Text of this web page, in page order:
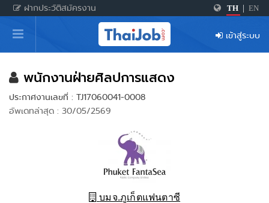
ฝากประวัติสมัครงาน TH EN
หน้าหลัก
ผู้สมัครงาน: เข้าสู่ระบบ
ฝากประวัติสมัครงาน
เกร็ดความรู้
เข้าสู่ระบบ
พนักงานฝ่ายศิลปการแสดง
ประกาศงานเลขที่ : TJ17060041-0008
อัพเดทล่าสุด : 30/05/2569
บมจ.ภูเก็ตแฟนตาซี